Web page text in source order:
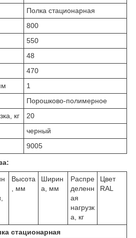
Полка стационарная
800
550
48
470
1
Порошково-полимерное
кг
20
черный
9005
Высота
, мм
Ширин
а, мм
Распре
деленн
ая
нагрузк
а, кг
Цвет
RAL
стационарная